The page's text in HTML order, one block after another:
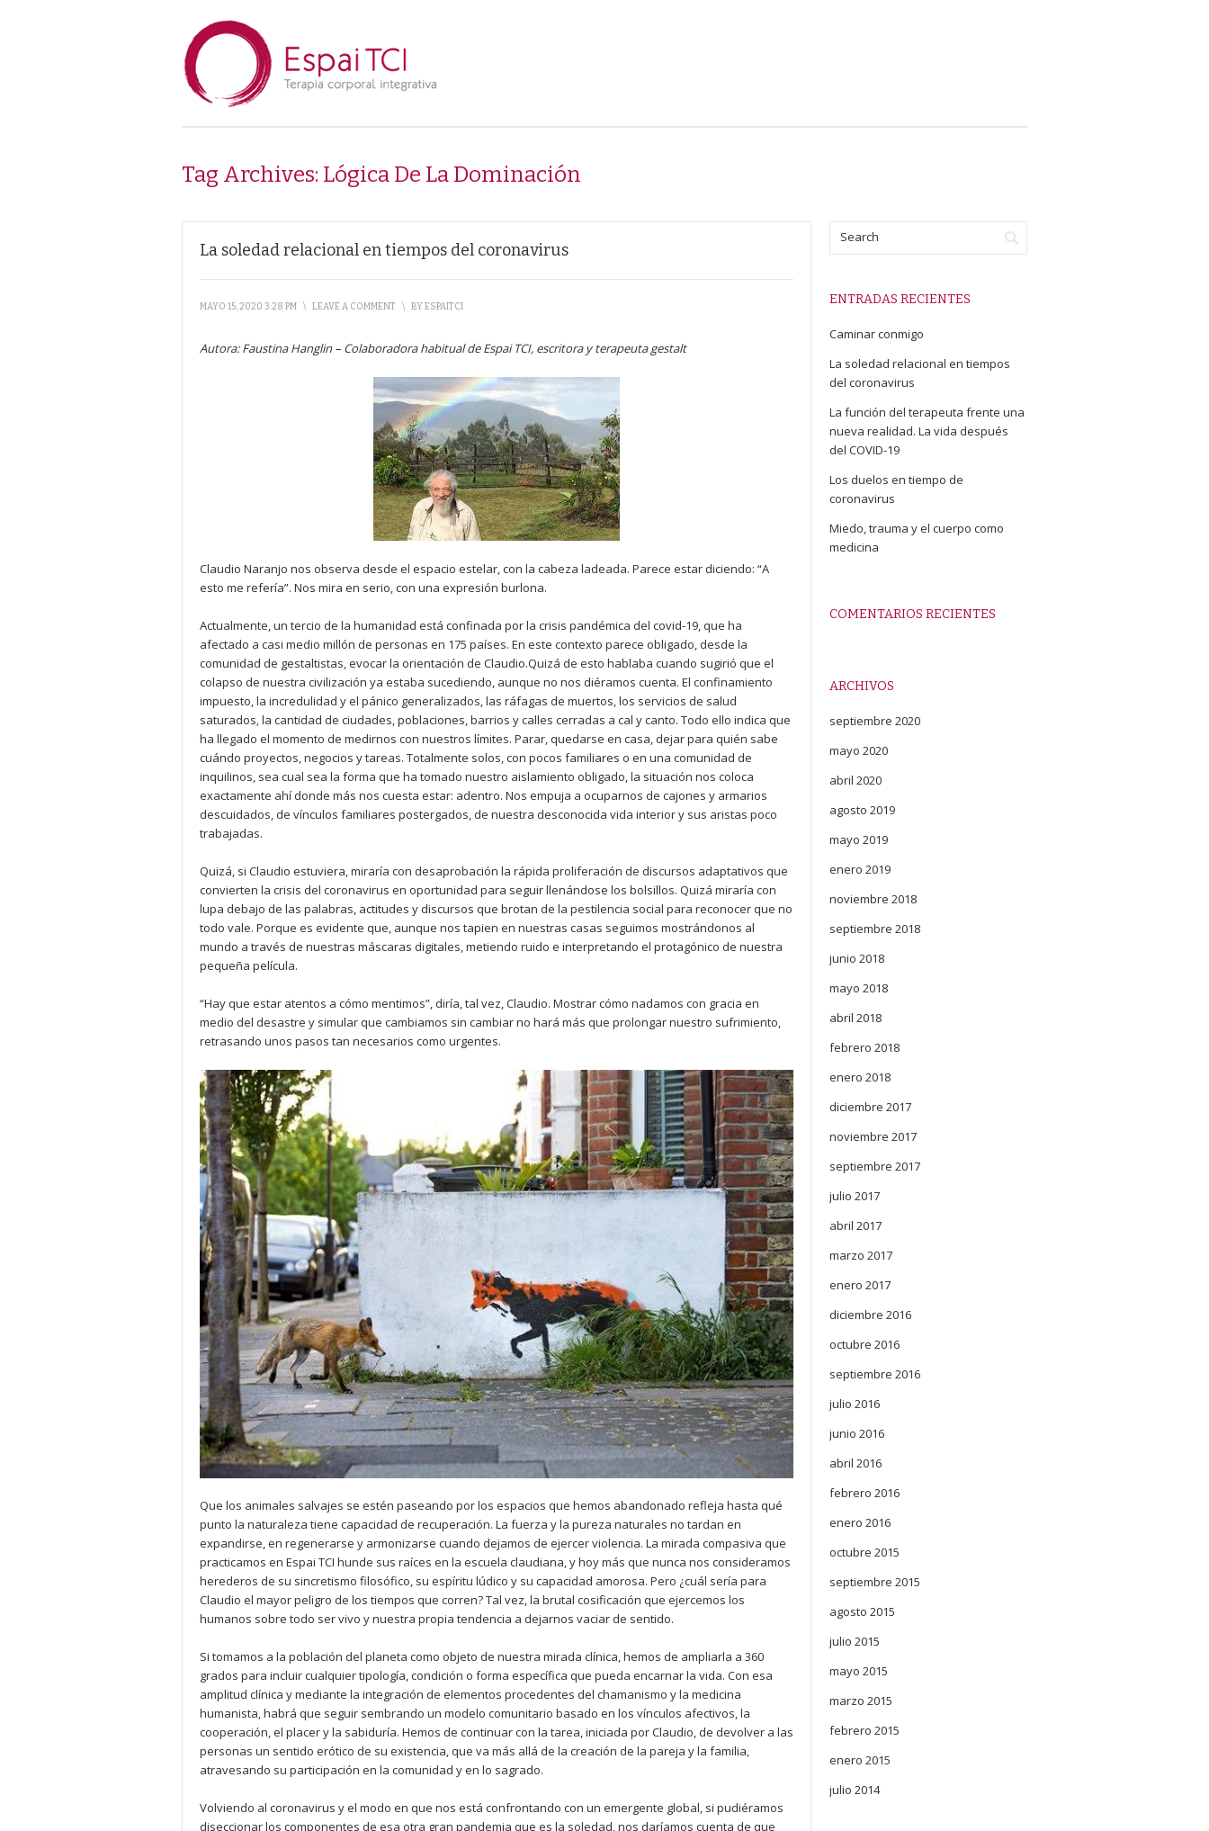
Tag Archives: Lógica De La Dominación
La soledad relacional en tiempos del coronavirus
MAYO 15, 2020 3:28 PM \ LEAVE A COMMENT \ BYESPAITCI
Autora: Faustina Hanglin – Colaboradora habitual de Espai TCI, escritora y terapeuta gestalt
Claudio Naranjo nos observa desde el espacio estelar, con la cabeza ladeada. Parece estar diciendo: “A
esto me refería”. Nos mira en serio, con una expresión burlona.
Actualmente, un tercio de la humanidad está confinada por la crisis pandémica del covid-19, que ha
afectado a casi medio millón de personas en 175 países. En este contexto parece obligado, desde la
comunidad de gestaltistas, evocar la orientación de Claudio.Quizá de esto hablaba cuando sugirió que el
colapso de nuestra civilización ya estaba sucediendo, aunque no nos diéramos cuenta. El confinamiento
impuesto, la incredulidad y el pánico generalizados, las ráfagas de muertos, los servicios de salud
saturados, la cantidad de ciudades, poblaciones, barrios y calles cerradas a cal y canto. Todo ello indica que
ha llegado el momento de medirnos con nuestros límites. Parar, quedarse en casa, dejar para quién sabe
cuándo proyectos, negocios y tareas. Totalmente solos, con pocos familiares o en una comunidad de
inquilinos, sea cual sea la forma que ha tomado nuestro aislamiento obligado, la situación nos coloca
exactamente ahí donde más nos cuesta estar: adentro. Nos empuja a ocuparnos de cajones y armarios
descuidados, de vínculos familiares postergados, de nuestra desconocida vida interior y sus aristas poco
trabajadas.
Quizá, si Claudio estuviera, miraría con desaprobación la rápida proliferación de discursos adaptativos que
convierten la crisis del coronavirus en oportunidad para seguir llenándose los bolsillos. Quizá miraría con
lupa debajo de las palabras, actitudes y discursos que brotan de la pestilencia social para reconocer que no
todo vale. Porque es evidente que, aunque nos tapien en nuestras casas seguimos mostrándonos al
mundo a través de nuestras máscaras digitales, metiendo ruido e interpretando el protagónico de nuestra
pequeña película.
“Hay que estar atentos a cómo mentimos”, diría, tal vez, Claudio. Mostrar cómo nadamos con gracia en
medio del desastre y simular que cambiamos sin cambiar no hará más que prolongar nuestro sufrimiento,
retrasando unos pasos tan necesarios como urgentes.
Que los animales salvajes se estén paseando por los espacios que hemos abandonado refleja hasta qué
punto la naturaleza tiene capacidad de recuperación. La fuerza y la pureza naturales no tardan en
expandirse, en regenerarse y armonizarse cuando dejamos de ejercer violencia. La mirada compasiva que
practicamos en Espai TCI hunde sus raíces en la escuela claudiana, y hoy más que nunca nos consideramos
herederos de su sincretismo filosófico, su espíritu lúdico y su capacidad amorosa. Pero ¿cuál sería para
Claudio el mayor peligro de los tiempos que corren? Tal vez, la brutal cosificación que ejercemos los
humanos sobre todo ser vivo y nuestra propia tendencia a dejarnos vaciar de sentido.
Si tomamos a la población del planeta como objeto de nuestra mirada clínica, hemos de ampliarla a 360
grados para incluir cualquier tipología, condición o forma específica que pueda encarnar la vida. Con esa
amplitud clínica y mediante la integración de elementos procedentes del chamanismo y la medicina
humanista, habrá que seguir sembrando un modelo comunitario basado en los vínculos afectivos, la
cooperación, el placer y la sabiduría. Hemos de continuar con la tarea, iniciada por Claudio, de devolver a las
personas un sentido erótico de su existencia, que va más allá de la creación de la pareja y la familia,
atravesando su participación en la comunidad y en lo sagrado.
Volviendo al coronavirus y el modo en que nos está confrontando con un emergente global, si pudiéramos
diseccionar los componentes de esa otra gran pandemia que es la soledad, nos daríamos cuenta de que
ENTRADAS RECIENTES
Caminar conmigo
La soledad relacional en tiempos
del coronavirus
La función del terapeuta frente una
nueva realidad. La vida después
del COVID-19
Los duelos en tiempo de
coronavirus
Miedo, trauma y el cuerpo como
medicina
COMENTARIOS RECIENTES
ARCHIVOS
septiembre 2020
mayo 2020
abril 2020
agosto 2019
mayo 2019
enero 2019
noviembre 2018
septiembre 2018
junio 2018
mayo 2018
abril 2018
febrero 2018
enero 2018
diciembre 2017
noviembre 2017
septiembre 2017
julio 2017
abril 2017
marzo 2017
enero 2017
diciembre 2016
octubre 2016
septiembre 2016
julio 2016
junio 2016
abril 2016
febrero 2016
enero 2016
octubre 2015
septiembre 2015
agosto 2015
julio 2015
mayo 2015
marzo 2015
febrero 2015
enero 2015
julio 2014